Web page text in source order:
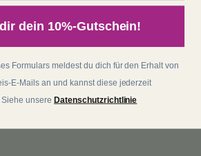
dein 10%-Gutschein!
Formulars meldest du dich für den Erhalt von
E-Mails an und kannst diese jederzeit
unsere Datenschutzrichtlinie